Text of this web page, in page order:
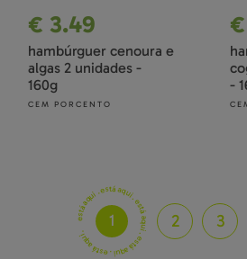
€ 3.49
hambúrguer cenoura e
algas 2 unidades -
160g
CEM PORCENTO
-
está aqui . está aqui . está aqui . está aqui . está aqui .
1 2 3